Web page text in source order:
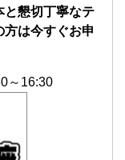
と懇切丁寧なテ
は今すぐお申
～16:30